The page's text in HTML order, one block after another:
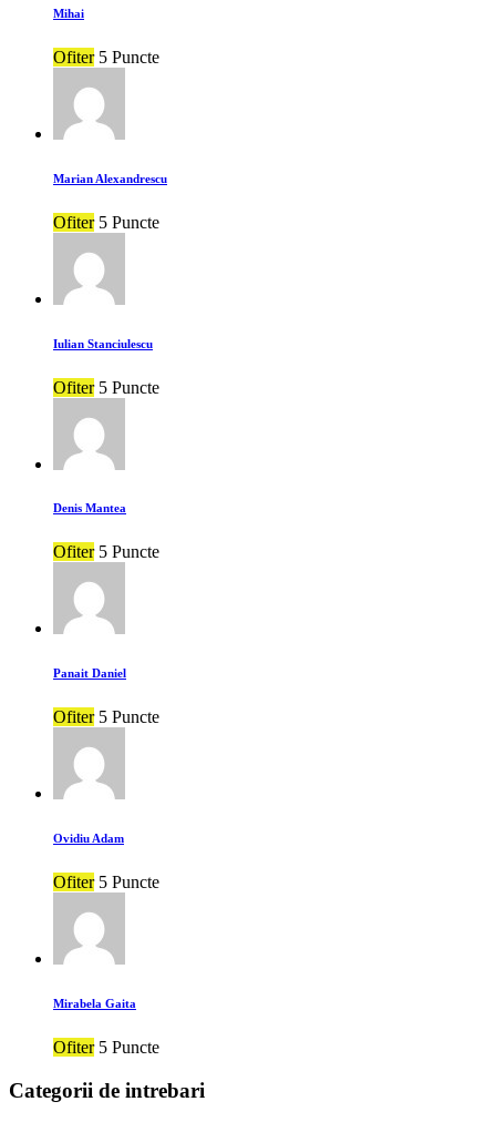
Mihai
Ofiter 5 Puncte
Marian Alexandrescu
Ofiter 5 Puncte
Iulian Stanciulescu
Ofiter 5 Puncte
Denis Mantea
Ofiter 5 Puncte
Panait Daniel
Ofiter 5 Puncte
Ovidiu Adam
Ofiter 5 Puncte
Mirabela Gaita
Ofiter 5 Puncte
Categorii de intrebari